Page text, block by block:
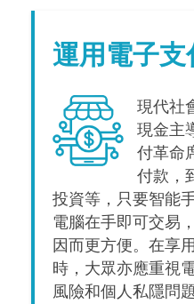
運用電子支
現代社
現金主
付革命
付款，
投資等，只要智能
電腦在手即可交易
因而更方便。在享
時，大眾亦應重視
風險和個人私隱問